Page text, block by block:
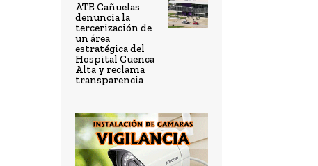
ATE Cañuelas
denuncia la
tercerización de
un área
estratégica del
Hospital Cuenca
Alta y reclama
transparencia